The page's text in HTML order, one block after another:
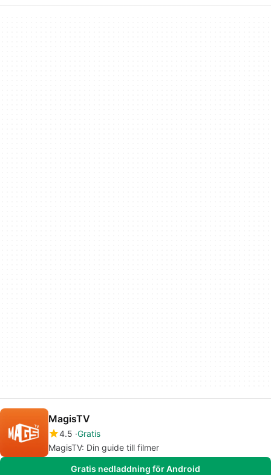
MagisTV
4.5 Gratis
MagisTV: Din guide till filmer
Gratis nedladdning för Android